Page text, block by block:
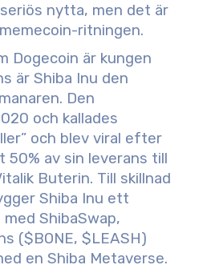
nytta, men det är
ritningen.
Dogecoin är kungen
är Shiba Inu den
Den
och kallades
och blev viral efter
50% av sin leverans till
Buterin. Till skillnad
Shiba Inu ett
ShibaSwap,
($BONE, $LEASH)
en Shiba Metaverse.